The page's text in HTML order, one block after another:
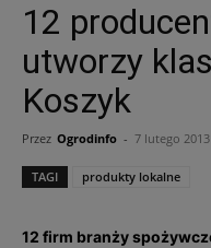
12
utworzy
Koszyk
Przez Ogrodinfo - 7 lutego 2013
TAGI produkty lokalne
12 firm branży